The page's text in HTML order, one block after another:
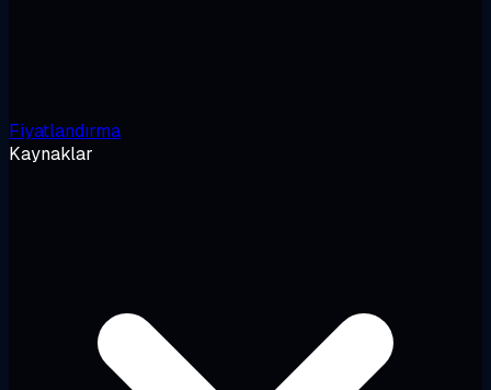
Fiyatlandırma
Kaynaklar